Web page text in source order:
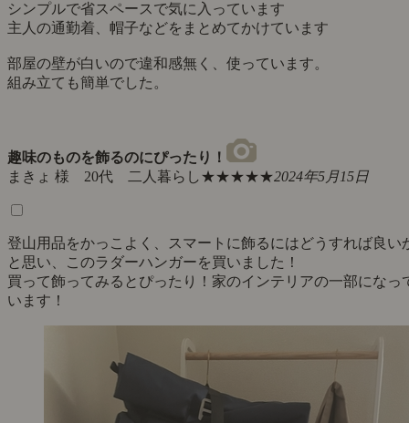
シンプルで省スペースで気に入っています
主人の通勤着、帽子などをまとめてかけています
部屋の壁が白いので違和感無く、使っています。
組み立ても簡単でした。
趣味のものを飾るのにぴったり！
まきょ 様 20代 二人暮らし★★★★★2024年5月15日
登山用品をかっこよく、スマートに飾るにはどうすれば良い
と思い、このラダーハンガーを買いました！
買って飾ってみるとぴったり！家のインテリアの一部になっ
います！